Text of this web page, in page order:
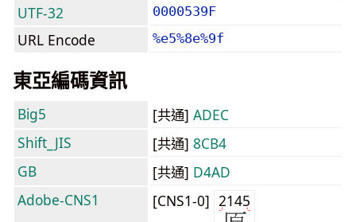
UTF-32 0000539F
URL Encode %e5%8e%9f
東亞編碼資訊
Big5 [共通] ADEC
Shift_JIS
[共通] 8CB4
GB
[共通] D4AD
Adobe-CNS1
[CNS1-0] 2145